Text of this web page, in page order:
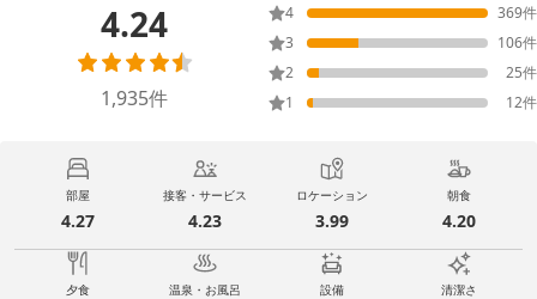
4.24
1,935件
4
369件
3
106件
2
25件
1
12件
部屋
4.27
接客・サービス
4.23
ロケーション
3.99
朝食
4.20
夕食 温泉・お風呂 設備 清潔さ